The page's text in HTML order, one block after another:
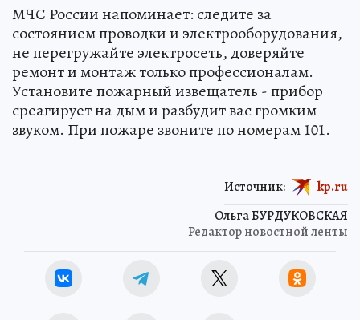
МЧС России напоминает: следите за
состоянием проводки и электрооборудования,
не перегружайте электросеть, доверяйте
ремонт и монтаж только профессионалам.
Установите пожарный извещатель - прибор
среагирует на дым и разбудит вас громким
звуком. При пожаре звоните по номерам 101.
Ольга БУРДУКОВСКАЯ
Редактор новостной ленты
Источник: kp.ru